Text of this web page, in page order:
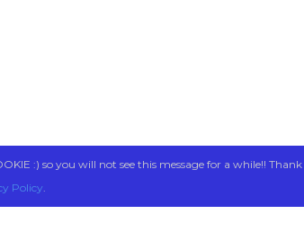
:) so you will not see this message for a while!! Thank
Policy.